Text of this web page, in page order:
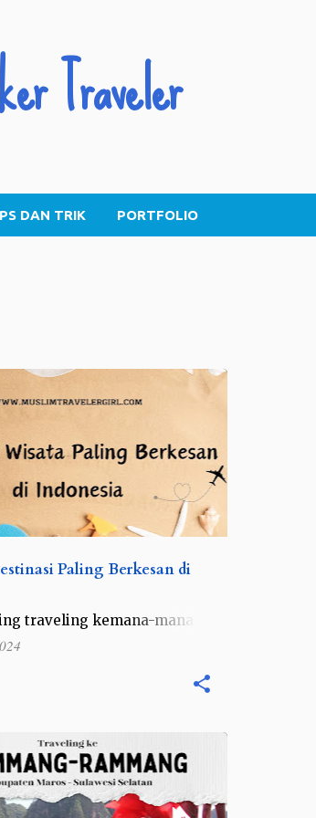
Traveler
DAN TRIK PORTFOLIO
Paling Berkesan di
traveling kemana-mana,
mendapat pertanyaan
atau yang paling
Indonesia itu apa. Jawaban
setiap destinasi p…
SULAWESI SULAWESI SELATAN